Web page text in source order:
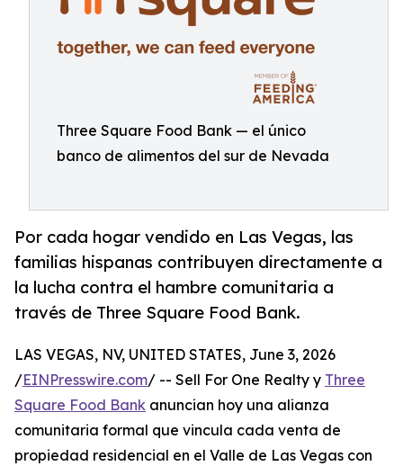
Three Square Food Bank — el único
banco de alimentos del sur de Nevada
Por cada hogar vendido en Las Vegas, las
familias hispanas contribuyen directamente a
la lucha contra el hambre comunitaria a
través de Three Square Food Bank.
LAS VEGAS, NV, UNITED STATES, June 3, 2026
/EINPresswire.com/ -- Sell For One Realty y Three
Square Food Bank anuncian hoy una alianza
comunitaria formal que vincula cada venta de
propiedad residencial en el Valle de Las Vegas con